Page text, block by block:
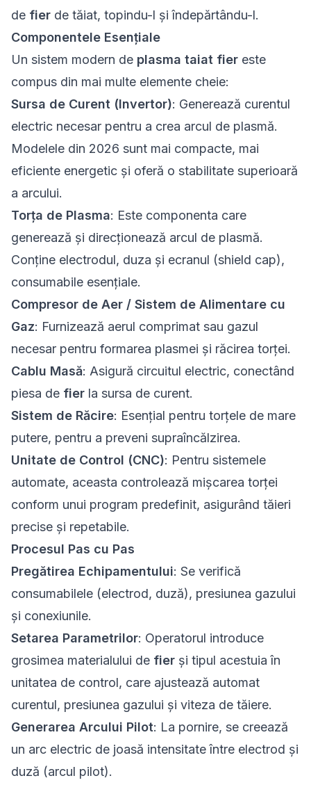
de fier de tăiat, topindu-l și îndepărtându-l.
Componentele Esențiale
Un sistem modern de plasma taiat fier este
compus din mai multe elemente cheie:
Sursa de Curent (Invertor): Generează curentul
electric necesar pentru a crea arcul de plasmă.
Modelele din 2026 sunt mai compacte, mai
eficiente energetic și oferă o stabilitate superioară
a arcului.
Torța de Plasma: Este componenta care
generează și direcționează arcul de plasmă.
Conține electrodul, duza și ecranul (shield cap),
consumabile esențiale.
Compresor de Aer / Sistem de Alimentare cu
Gaz: Furnizează aerul comprimat sau gazul
necesar pentru formarea plasmei și răcirea torței.
Cablu Masă: Asigură circuitul electric, conectând
piesa de fier la sursa de curent.
Sistem de Răcire: Esențial pentru torțele de mare
putere, pentru a preveni supraîncălzirea.
Unitate de Control (CNC): Pentru sistemele
automate, aceasta controlează mișcarea torței
conform unui program predefinit, asigurând tăieri
precise și repetabile.
Procesul Pas cu Pas
Pregătirea Echipamentului: Se verifică
consumabilele (electrod, duză), presiunea gazului
și conexiunile.
Setarea Parametrilor: Operatorul introduce
grosimea materialului de fier și tipul acestuia în
unitatea de control, care ajustează automat
curentul, presiunea gazului și viteza de tăiere.
Generarea Arcului Pilot: La pornire, se creează
un arc electric de joasă intensitate între electrod și
duză (arcul pilot).